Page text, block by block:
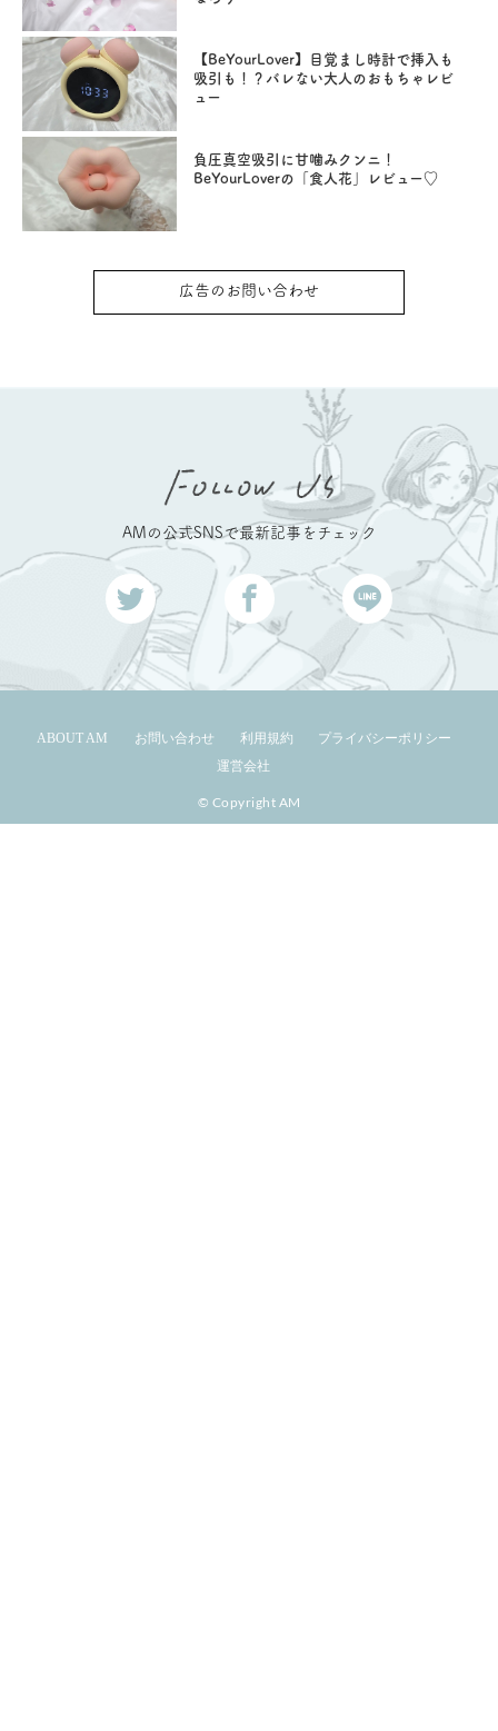
【BeYourLover】目覚まし時計で挿入も
吸引も！？バレない大人のおもちゃレビ
ュー
負圧真空吸引に甘噛みクンニ！
BeYourLoverの「食人花」レビュー♡
広告のお問い合わせ
AMの公式SNSで最新記事をチェック
ABOUT AM お問い合わせ 利用規約
プライバシーポリシー
運営会社
© Copyright AM